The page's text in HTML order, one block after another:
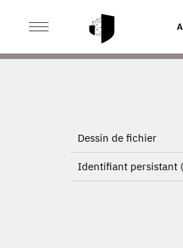
ACCUEIL PAGE
Dessin de fichier
Identifiant persistant